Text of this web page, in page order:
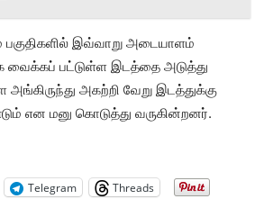
இவ்வாறு அடையாளம்
பட்டுள்ள இடத்தை அடுத்து
அகற்றி வேறு இடத்துக்கு
என மனு கொடுத்து வருகின்றனர்.
Telegram Threads